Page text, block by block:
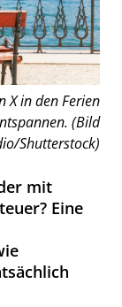
X in den Ferien
(Bild
Shutterstock)
mit
Eine